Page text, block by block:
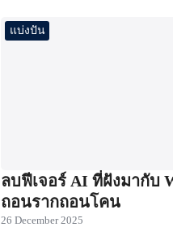
แบ่งปัน
ลบฟีเจอร์ AI ที่ฝังมากับ
ถอนรากถอนโคน
26 December 2025